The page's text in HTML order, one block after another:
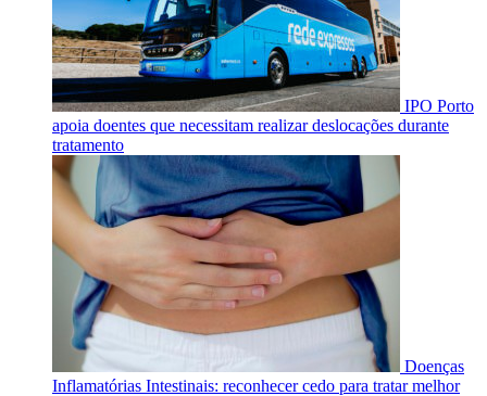
IPO Porto
apoia doentes que necessitam realizar deslocações durante
tratamento
Doenças
Inflamatórias Intestinais: reconhecer cedo para tratar melhor